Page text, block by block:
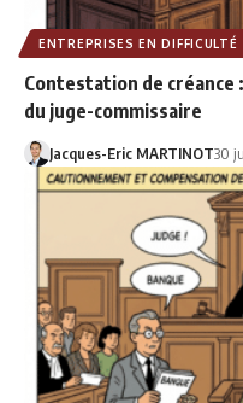
ENTREPRISES EN DIFFICULTÉ
Contestation de créance
du juge-commissaire
Jacques-Eric MARTINOT30